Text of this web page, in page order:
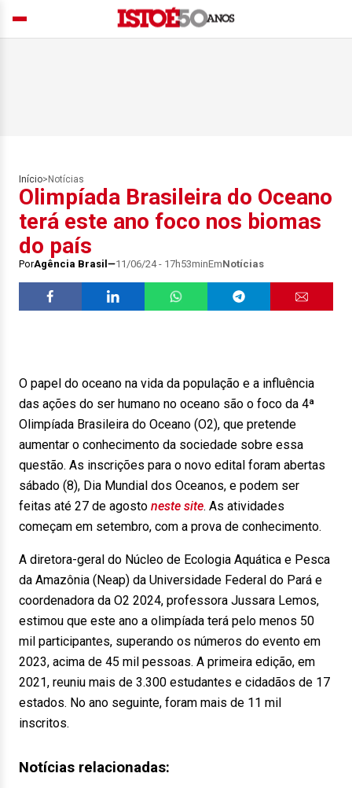
Início> Notícias
Olimpíada Brasileira do Oceano
terá este ano foco nos biomas
do país
PorAgência Brasil 11/06/24 - 17h53minEmNotícias
O papel do oceano na vida da população e a influência
das ações do ser humano no oceano são o foco da 4ª
Olimpíada Brasileira do Oceano (O2), que pretende
aumentar o conhecimento da sociedade sobre essa
questão. As inscrições para o novo edital foram abertas
sábado (8), Dia Mundial dos Oceanos, e podem ser
feitas até 27 de agosto neste site. As atividades
começam em setembro, com a prova de conhecimento.
A diretora-geral do Núcleo de Ecologia Aquática e Pesca
da Amazônia (Neap) da Universidade Federal do Pará e
coordenadora da O2 2024, professora Jussara Lemos,
estimou que este ano a olimpíada terá pelo menos 50
mil participantes, superando os números do evento em
2023, acima de 45 mil pessoas. A primeira edição, em
2021, reuniu mais de 3.300 estudantes e cidadãos de 17
estados. No ano seguinte, foram mais de 11 mil
inscritos.
Notícias relacionadas: